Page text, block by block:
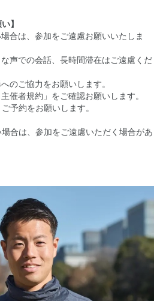
】
合は、参加をご遠慮お願いいたしま
声での会話、長時間滞在はご遠慮くだ
のご協力をお願いします。
催者規約」をご確認お願いします。
予約をお願いします。
場合は、参加をご遠慮いただく場合があ